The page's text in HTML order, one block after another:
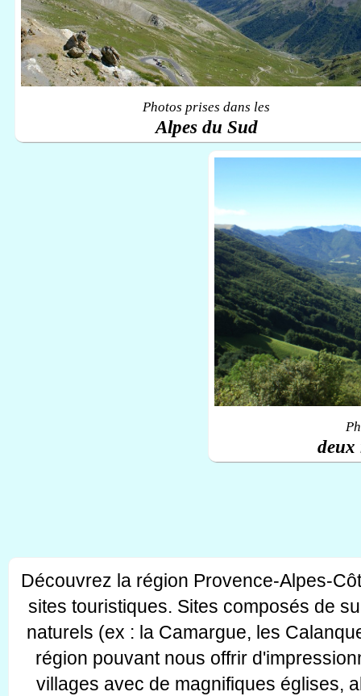
Photos prises dans les
Alpes du Sud
deux
Découvrez la région Provence-Alpes-
sites touristiques. Sites composés de
naturels (ex : la Camargue, les
région pouvant nous offrir
villages avec de magnifiques églises,